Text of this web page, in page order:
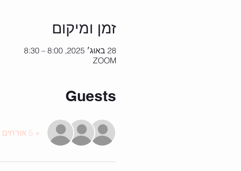
זמן ומיקום
28 באוג׳ 2025, 8:00 – 8:30
ZOOM
Guests
+ 5 אורחים אחרים